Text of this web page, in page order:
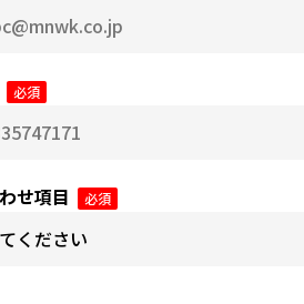
必須
せ項目 必須